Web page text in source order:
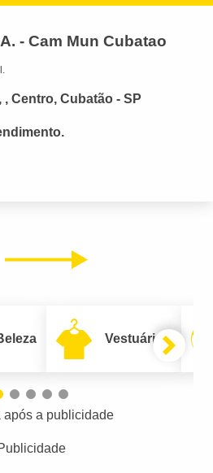
- Cam Mun Cubatao
Centro, Cubatão - SP
Próximo
Vestuário
após a publicidade